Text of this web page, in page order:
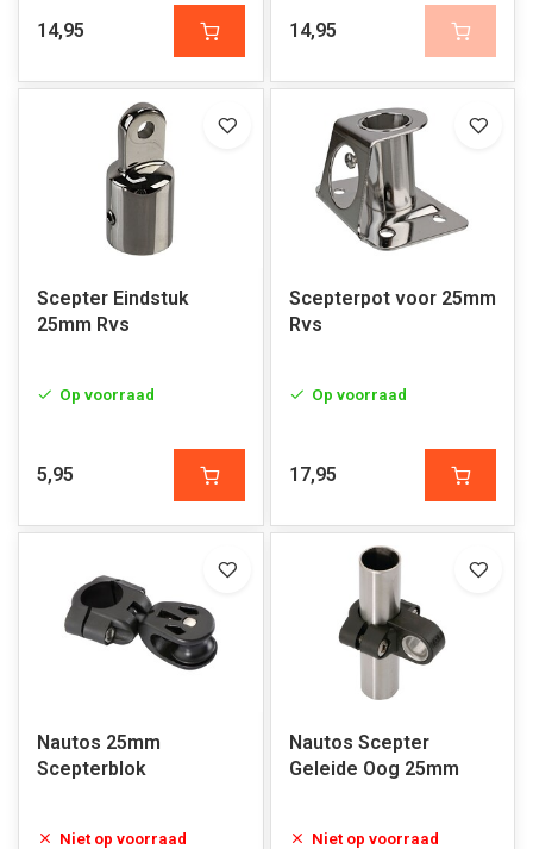
14,95 14,95
Scepter Eindstuk
25mm Rvs
Op voorraad
5,95
Scepterpot voor 25mm
Rvs
Op voorraad
17,95
Nautos 25mm
Scepterblok
Niet op voorraad
Nautos Scepter
Geleide Oog 25mm
Niet op voorraad